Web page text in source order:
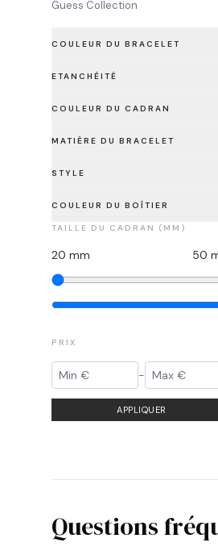
Guess Collection
COULEUR DU BRACELET
ETANCHÉITÉ
COULEUR DU CADRAN
MATIÈRE DU BRACELET
STYLE
COULEUR DU BOÎTIER
TAILLE DU CADRAN (MM)
20 mm 50
PRIX
-
APPLIQUER
Questions